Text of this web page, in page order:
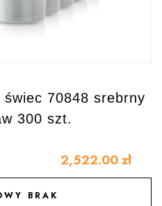
70848 srebrny
300 szt.
2,522.00 zł
BRAK
ULUBIONYCH